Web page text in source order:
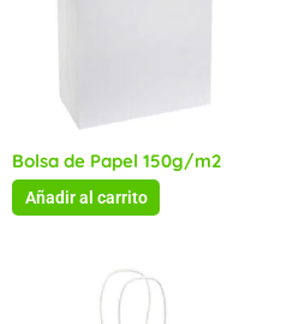
Bolsa de Papel 150g/m2
Añadir al carrito